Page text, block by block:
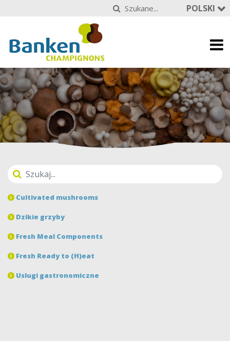
POLSKI
Cultivated mushrooms
Dzikie grzyby
Fresh Meal Components
Fresh Ready to (H)eat
Uslugi gastronomiczne